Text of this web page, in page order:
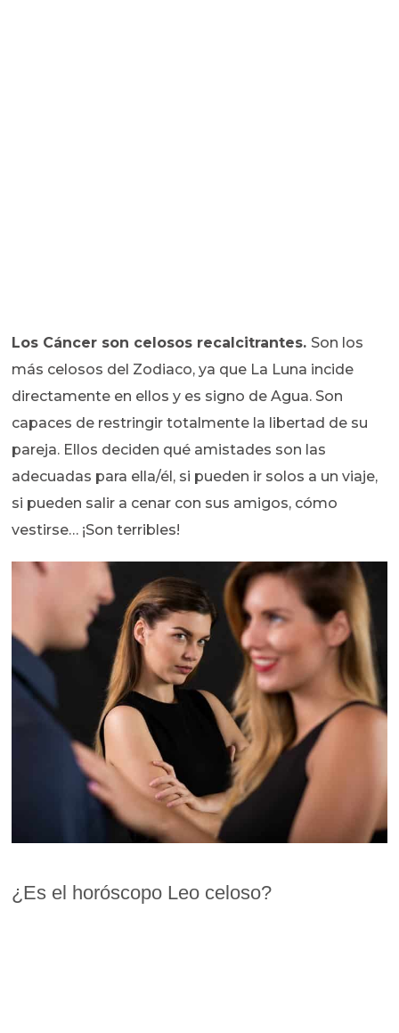
Los Cáncer son celosos recalcitrantes. Son los
más celosos del Zodiaco, ya que La Luna incide
directamente en ellos y es signo de Agua. Son
capaces de restringir totalmente la libertad de su
pareja. Ellos deciden qué amistades son las
adecuadas para ella/él, si pueden ir solos a un viaje,
si pueden salir a cenar con sus amigos, cómo
vestirse… ¡Son terribles!
¿Es el horóscopo Leo celoso?